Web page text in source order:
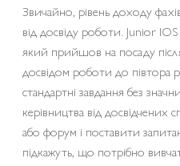
Звичайно, рівень доходу
від досвіду роботи. Junior
який прийшов на посаду
досвідом роботи до півтора
стандартні завдання без
керівництва від досвідчених
або форум і поставити
підкажуть, що потрібно